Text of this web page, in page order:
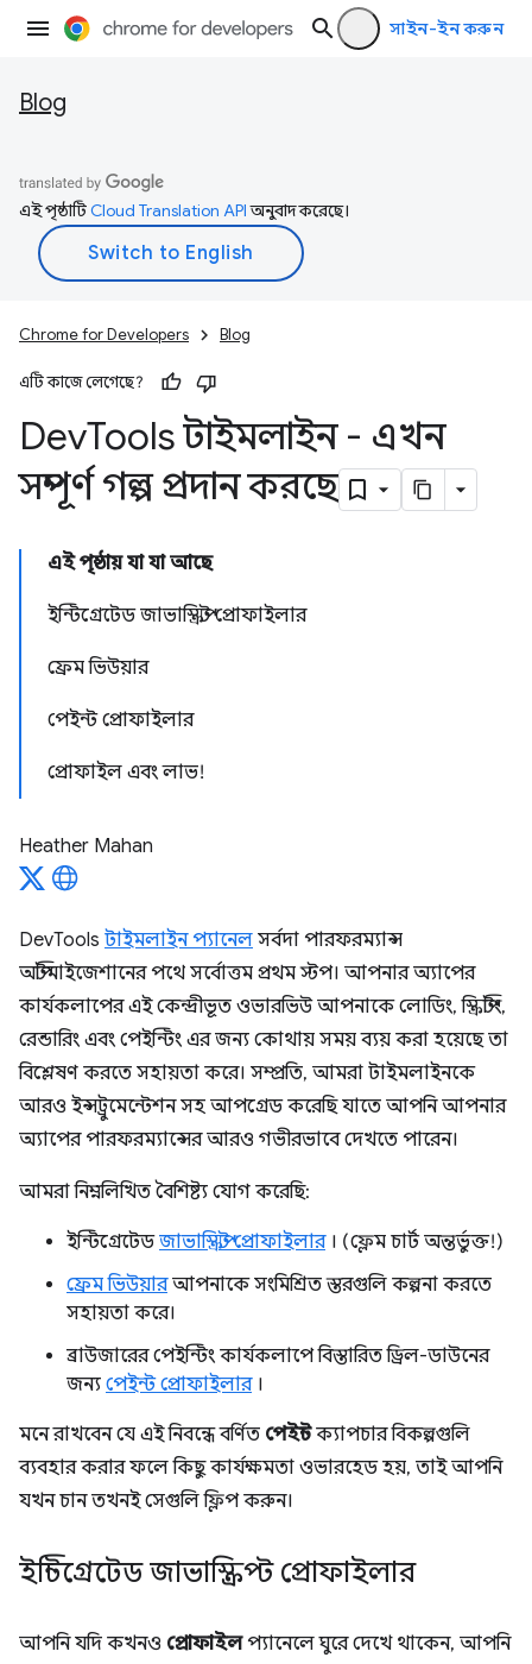
সাইন-ইন করুন
Blog
এই পৃষ্ঠাটিCloud Translation APIঅনুবাদ করেছে।
Chrome for Developers Blog
এটি কাজে লেগেছে?
DevTools টাইমলাইন - এখন
সম্পূর্ণ গল্প প্রদান করছে
এই পৃষ্ঠায় যা যা আছে
ইন্টিগ্রেটেড জাভাস্ক্রিপ্ট প্রোফাইলার
ফ্রেম ভিউয়ার
পেইন্ট প্রোফাইলার
প্রোফাইল এবং লাভ!
Heather Mahan
DevTools টাইমলাইন প্যানেল সর্বদা পারফরম্যান্স
অপ্টিমাইজেশানের পথে সর্বোত্তম প্রথম স্টপ। আপনার অ্যাপের
কার্যকলাপের এই কেন্দ্রীভূত ওভারভিউ আপনাকে লোডিং, স্ক্রিপ্টিং,
রেন্ডারিং এবং পেইন্টিং এর জন্য কোথায় সময় ব্যয় করা হয়েছে তা
বিশ্লেষণ করতে সহায়তা করে। সম্প্রতি, আমরা টাইমলাইনকে
আরও ইন্সট্রুমেন্টেশন সহ আপগ্রেড করেছি যাতে আপনি আপনার
অ্যাপের পারফরম্যান্সের আরও গভীরভাবে দেখতে পারেন।
আমরা নিম্নলিখিত বৈশিষ্ট্য যোগ করেছি:
ইন্টিগ্রেটেডজাভাস্ক্রিপ্ট প্রোফাইলার। (ফ্লেম চার্ট অন্তর্ভুক্ত!)
ফ্রেম ভিউয়ারআপনাকে সংমিশ্রিত স্তরগুলি কল্পনা করতে
সহায়তা করে।
ব্রাউজারের পেইন্টিং কার্যকলাপে বিস্তারিত ড্রিল-ডাউনের
জন্য পেইন্ট প্রোফাইলার।
মনে রাখবেন যে এই নিবন্ধে বর্ণিত পেইন্টক্যাপচার বিকল্পগুলি
ব্যবহার করার ফলে কিছু কার্যক্ষমতা ওভারহেড হয়, তাই আপনি
যখন চান তখনই সেগুলি ফ্লিপ করুন।
ইন্টিগ্রেটেড জাভাস্ক্রিপ্ট প্রোফাইলার
আপনি যদি কখনও প্রোফাইলপ্যানেলে ঘুরে দেখে থাকেন, আপনি